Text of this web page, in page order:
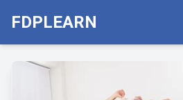
FDPLEARN